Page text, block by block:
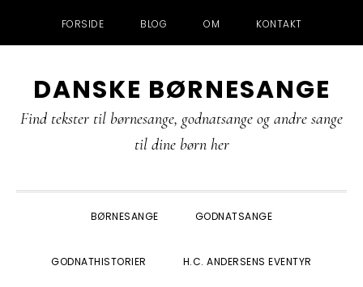
FORSIDE BLOG OM KONTAKT
direkte
til
indhold
direkte
til
direkte
til
DANSKE BØRNESANGE
Find tekster til børnesange, godnatsange og andre sange
til dine børn her
BØRNESANGE GODNATSANGE
GODNATHISTORIER H.C. ANDERSENS EVENTYR